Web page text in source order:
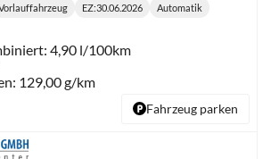
EZ:30.06.2026
Getriebe:
Automatik
4,90 l/100km
129,00 g/km
Fahrzeug parken